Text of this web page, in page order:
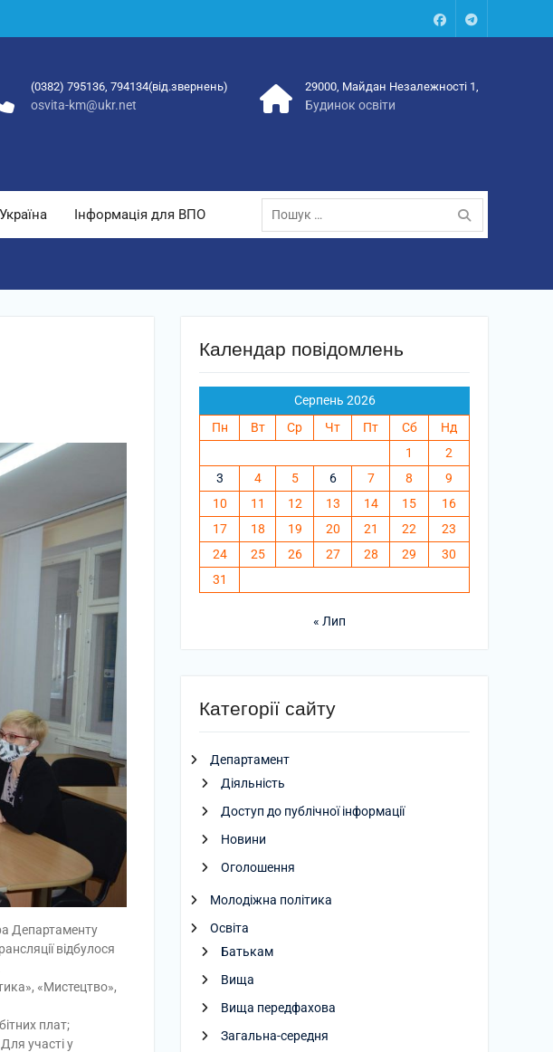
FacebookTalegram
(0382) 795136, 794134(від.звернень)
osvita-km@ukr.net
29000, Майдан Незалежності 1,
Будинок освіти
Інформація для ВПО
Пошук:
Департаменту
відбулося
«Мистецтво»,
плат;
участі у
Календар повідомлень
Серпень 2026
Пн
Вт Ср Чт Пт Сб
Нд
1
2
3
4 5 6 7 8
9
10
11 12 13 14 15
16
17
18 19 20 21 22
23
24
25 26 27 28 29
30
31
« Лип
Категорії сайту
Департамент
Діяльність
Доступ до публічної інформації
Новини
Оголошення
Молодіжна політика
Освіта
Батькам
Вища
Вища передфахова
Загальна-середня